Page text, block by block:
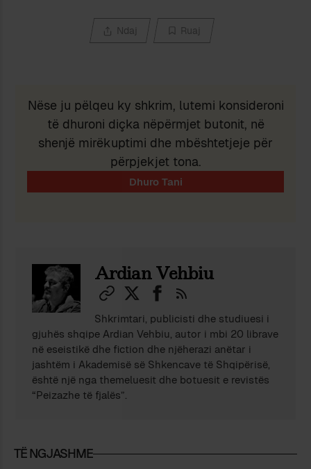
Ndaj Ruaj
Nëse ju pëlqeu ky shkrim, lutemi konsideroni
të dhuroni diçka nëpërmjet butonit, në
shenjë mirëkuptimi dhe mbështetjeje për
përpjekjet tona.
Ardian Vehbiu
Shkrimtari, publicisti dhe studiuesi i
gjuhës shqipe Ardian Vehbiu, autor i mbi 20 librave
në eseistikë dhe fiction dhe njëherazi anëtar i
jashtëm i Akademisë së Shkencave të Shqipërisë,
është një nga themeluesit dhe botuesit e revistës
“Peizazhe të fjalës”.
TË NGJASHME